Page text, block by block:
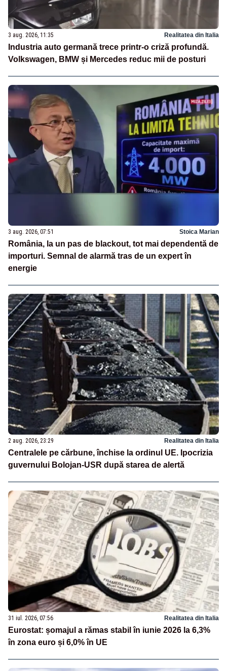
3 aug. 2026, 11:35 Realitatea din Italia
Industria auto germană trece printr-o criză profundă.
Volkswagen, BMW și Mercedes reduc mii de posturi
3 aug. 2026, 07:51 Stoica Marian
România, la un pas de blackout, tot mai dependentă de
importuri. Semnal de alarmă tras de un expert în
energie
2 aug. 2026, 23:29 Realitatea din Italia
Centralele pe cărbune, închise la ordinul UE. Ipocrizia
guvernului Bolojan-USR după starea de alertă
31 iul. 2026, 07:56 Realitatea din Italia
Eurostat: șomajul a rămas stabil în iunie 2026 la 6,3%
în zona euro și 6,0% în UE